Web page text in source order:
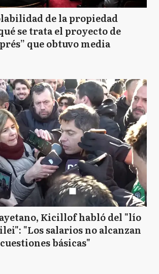
de la propiedad
se trata el proyecto de
que obtuvo media
Kicillof habló del "lío
"Los salarios no alcanzan
básicas"